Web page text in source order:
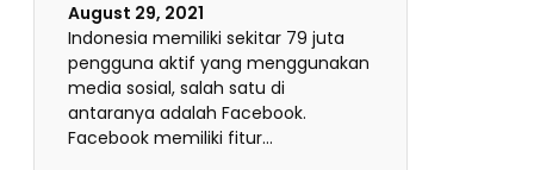
August 29, 2021
Indonesia memiliki sekitar 79 juta
pengguna aktif yang menggunakan
media sosial, salah satu di
antaranya adalah Facebook.
Facebook memiliki fitur…